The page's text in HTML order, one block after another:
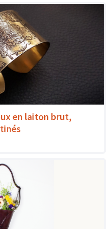
en laiton brut,